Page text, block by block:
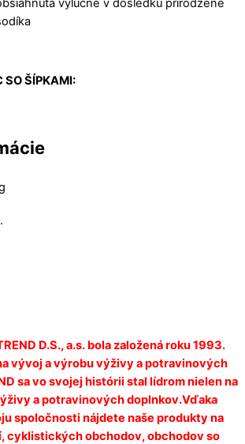
výlučne v dôsledku prirodzene
SO ŠÍPKAMI:
D.S., a.s. bola založená roku 1993.
vývoj a výrobu výživy a potravinových
sa vo svojej histórii stal lídrom nielen na
a potravinových doplnkov.Vďaka
spoločnosti nájdete naše produkty na
cyklistických obchodov, obchodov so